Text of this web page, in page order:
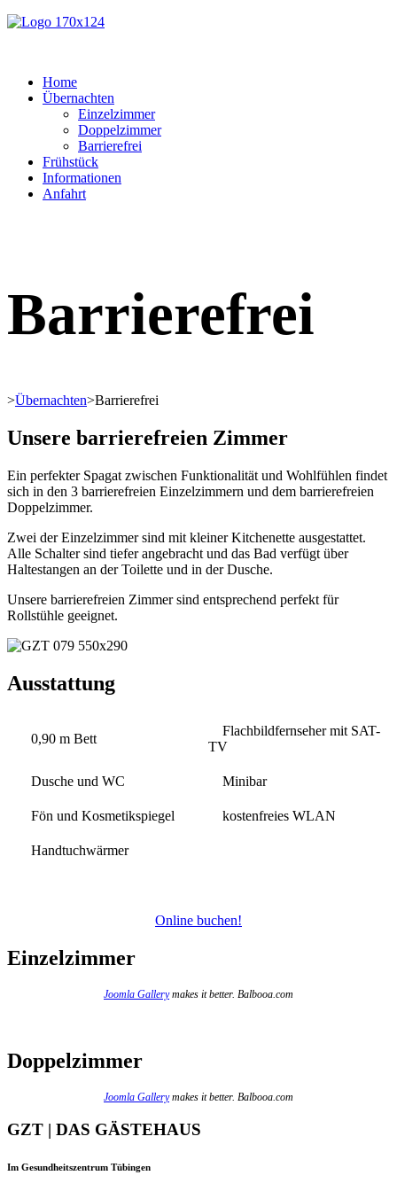
Home
Übernachten
Einzelzimmer
Doppelzimmer
Barrierefrei
Frühstück
Informationen
Anfahrt
Barrierefrei
>Übernachten>Barrierefrei
Unsere barrierefreien Zimmer
Ein perfekter Spagat zwischen Funktionalität und Wohlfühlen findet
sich in den 3 barrierefreien Einzelzimmern und dem barrierefreien
Doppelzimmer.
Zwei der Einzelzimmer sind mit kleiner Kitchenette ausgestattet.
Alle Schalter sind tiefer angebracht und das Bad verfügt über
Haltestangen an der Toilette und in der Dusche.
Unsere barrierefreien Zimmer sind entsprechend perfekt für
Rollstühle geeignet.
Ausstattung
0,90 m Bett
Flachbildfernseher mit SAT-
TV
Dusche und WC Minibar
Fön und Kosmetikspiegel kostenfreies WLAN
Handtuchwärmer
Online buchen!
Einzelzimmer
Joomla Gallerymakes it better. Balbooa.com
Doppelzimmer
Joomla Gallerymakes it better. Balbooa.com
GZT | DAS GÄSTEHAUS
Im Gesundheitszentrum Tübingen